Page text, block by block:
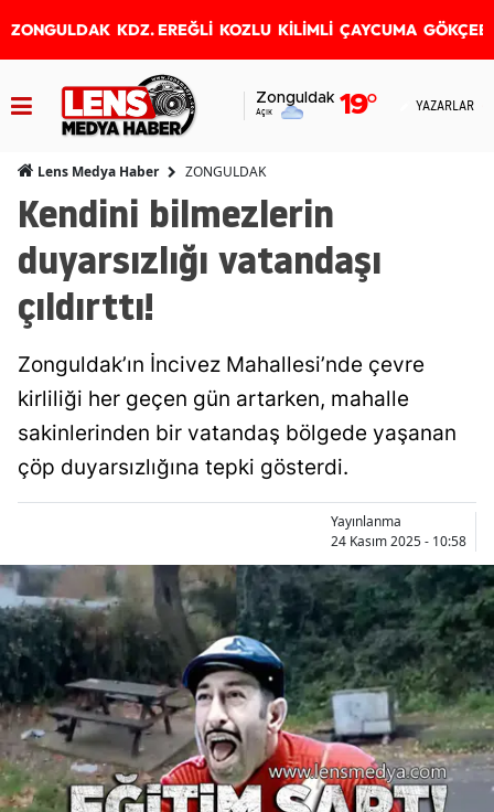
ZONGULDAK KDZ. EREĞLİ KOZLU KİLİMLİ ÇAYCUMA
Zonguldak
Açık 19° YAZARLAR
Lens Medya Haber ZONGULDAK
Kendini bilmezlerin
duyarsızlığı vatandaşı
çıldırttı!
Zonguldak’ın İncivez Mahallesi’nde çevre
kirliliği her geçen gün artarken, mahalle
sakinlerinden bir vatandaş bölgede yaşanan
çöp duyarsızlığına tepki gösterdi.
Yayınlanma
24 Kasım 2025 - 10:58